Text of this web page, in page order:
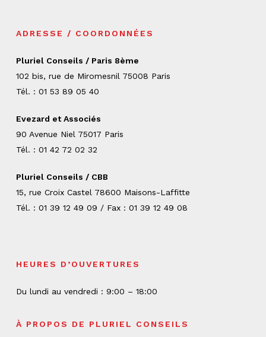
ADRESSE / COORDONNÉES
Pluriel Conseils / Paris 8ème
102 bis, rue de Miromesnil 75008 Paris
Tél. : 01 53 89 05 40
Evezard et Associés
90 Avenue Niel 75017 Paris
Tél. : 01 42 72 02 32
Pluriel Conseils / CBB
15, rue Croix Castel 78600 Maisons-Laffitte
Tél. : 01 39 12 49 09 / Fax : 01 39 12 49 08
HEURES D’OUVERTURES
Du lundi au vendredi : 9:00 – 18:00
À PROPOS DE PLURIEL CONSEILS